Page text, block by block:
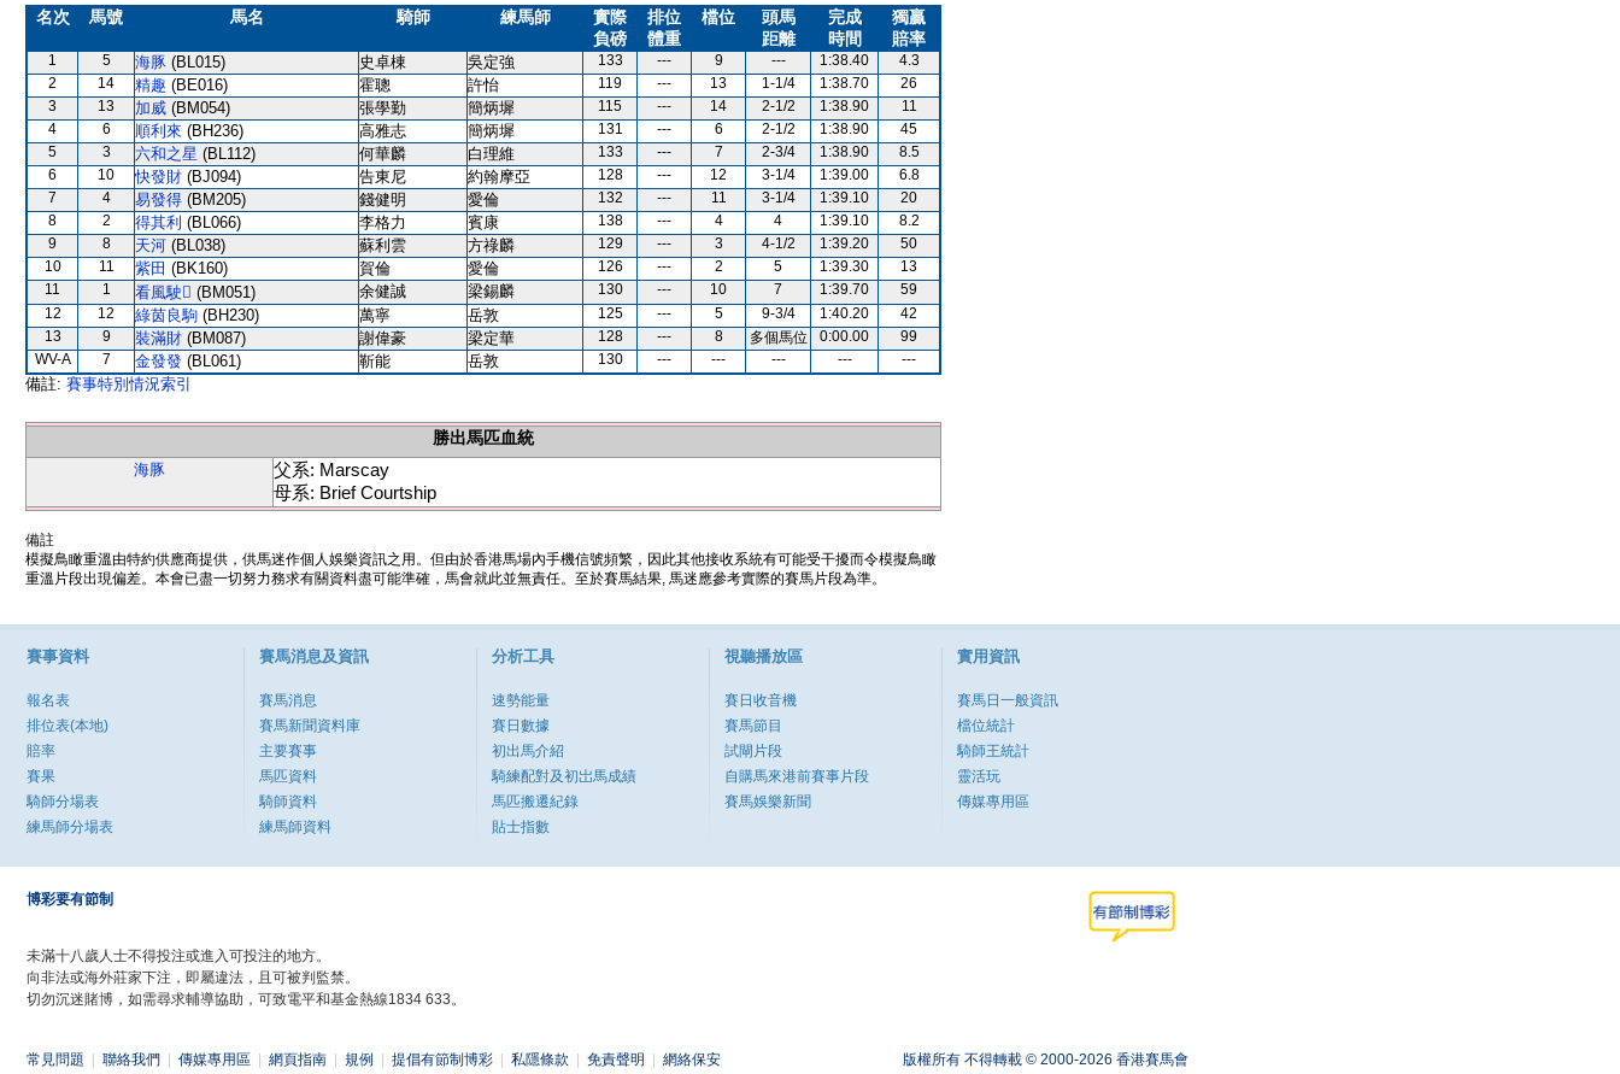
名次 馬號 馬名 騎師 練馬師
實際
負磅
排位
體重
檔位
頭馬
距離
完成
時間
獨贏
賠率
1 5 海豚 (BL015) 史卓棟 吳定強 133 --- 9 --- 1:38.40
4.3
2
14 精趣 (BE016) 霍聰 許怡 119 --- 13 1-1/4 1:38.70
26
3
13 加威 (BM054) 張學勤 簡炳墀 115 --- 14 2-1/2 1:38.90
11
4
6 順利來 (BH236) 高雅志 簡炳墀 131 --- 6 2-1/2 1:38.90
45
5
3 六和之星 (BL112) 何華麟 白理維 133 --- 7 2-3/4 1:38.90
8.5
6
10 快發財 (BJ094) 告東尼 約翰摩亞 128 --- 12 3-1/4 1:39.00
6.8
7
4 易發得 (BM205) 錢健明 愛倫 132 --- 11 3-1/4 1:39.10
20
8
2 得其利 (BL066) 李格力 賓康 138 --- 4 4 1:39.10
8.2
9
8 天河 (BL038) 蘇利雲 方祿麟 129 --- 3 4-1/2 1:39.20
50
10
11 紫田 (BK160) 賀倫 愛倫 126 --- 2 5 1:39.30
13
11
1 看風駛 (BM051) 余健誠 梁錫麟 130 --- 10 7 1:39.70
59
12
12 綠茵良駒 (BH230) 萬寧 岳敦 125 --- 5 9-3/4 1:40.20
42
13
9 裝滿財 (BM087) 謝偉豪 梁定華 128 --- 8 多個馬位 0:00.00
99
WV-A
7 金發發 (BL061) 靳能 岳敦 130 --- --- --- --- ---
備註: 賽事特別情況索引
勝出馬匹血統
海豚
父系: Marscay
母系: Brief Courtship
備註
模擬鳥瞰重溫由特約供應商提供，供馬迷作個人娛樂資訊之用。但由於香港馬場內手機信號頻繁，因此其他接收系統有可能受干擾而令模擬鳥瞰
重溫片段出現偏差。本會已盡一切努力務求有關資料盡可能準確，馬會就此並無責任。至於賽馬結果, 馬迷應參考實際的賽馬片段為準。
賽事資料
報名表
排位表(本地)
賠率
賽果
騎師分場表
練馬師分場表
賽馬消息及資訊
賽馬消息
賽馬新聞資料庫
主要賽事
馬匹資料
騎師資料
練馬師資料
分析工具
速勢能量
賽日數據
初出馬介紹
騎練配對及初岀馬成績
馬匹搬遷紀錄
貼士指數
視聽播放區
賽日收音機
賽馬節目
試閘片段
自購馬來港前賽事片段
賽馬娛樂新聞
實用資訊
賽馬日一般資訊
檔位統計
騎師王統計
靈活玩
傳媒專用區
博彩要有節制
未滿十八歲人士不得投注或進入可投注的地方。
向非法或海外莊家下注，即屬違法，且可被判監禁。
切勿沉迷賭博，如需尋求輔導協助，可致電平和基金熱線1834 633。
常見問題 聯絡我們 傳媒專用區 網頁指南 規例 提倡有節制博彩 私隱條款 免責聲明 網絡保安 版權所有 不得轉載 © 2000-2026 香港賽馬會